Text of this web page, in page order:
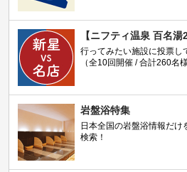
【ニフティ温泉 百名湯
行ってみたい施設に投票し
（全10回開催 / 合計260名様
岩盤浴特集
日本全国の岩盤浴情報だけ
検索！